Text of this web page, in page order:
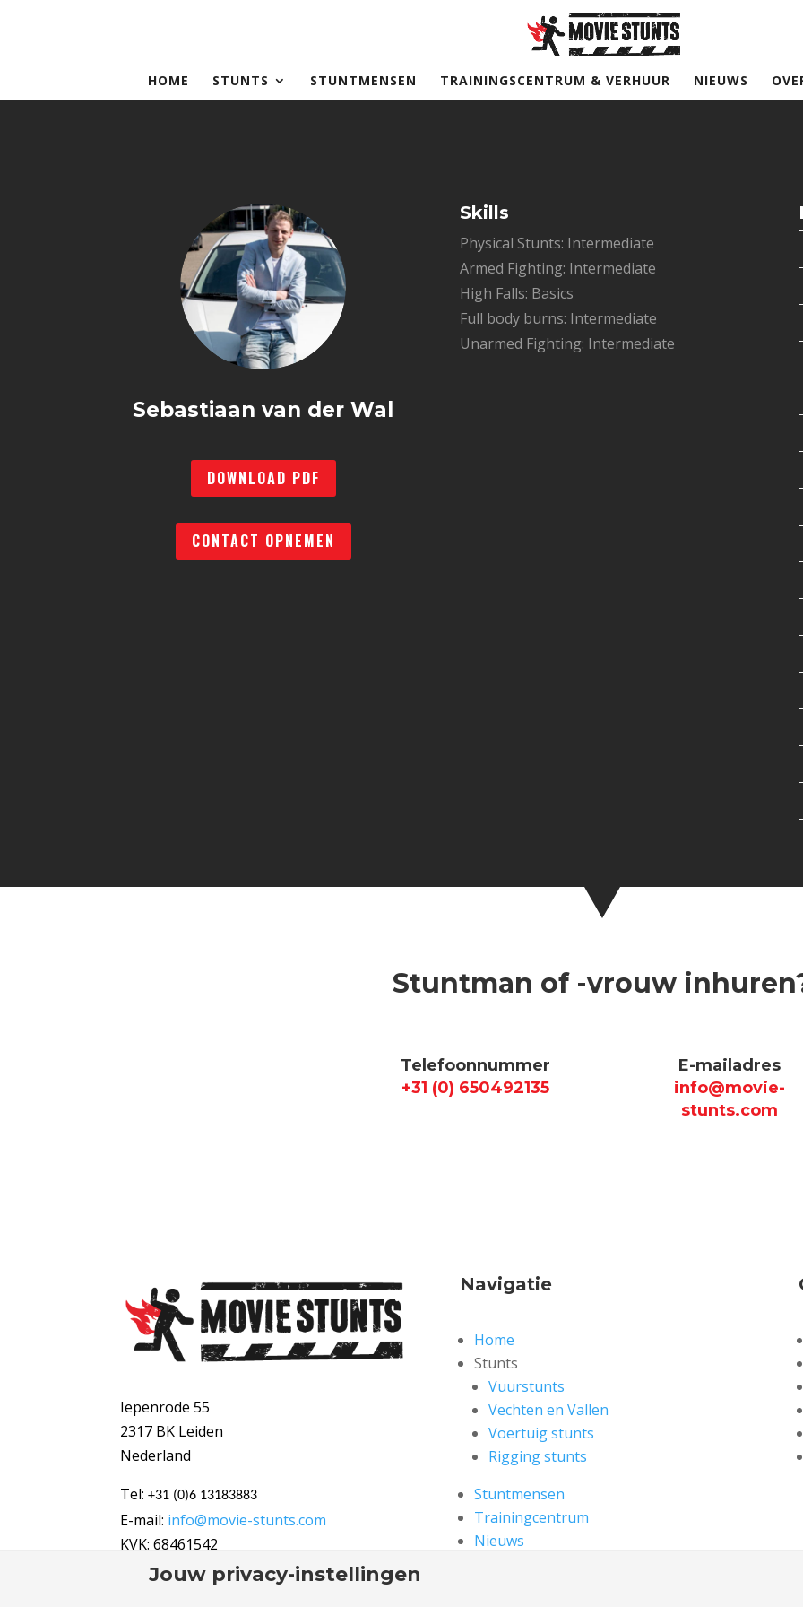
HOME STUNTS STUNTMENSEN TRAININGSCENTRUM & VERHUUR NIEUWS
Sebastiaan van der Wal
DOWNLOAD PDF
CONTACT OPNEMEN
Skills
Physical Stunts: Intermediate
Armed Fighting: Intermediate
High Falls: Basics
Full body burns: Intermediate
Unarmed Fighting: Intermediate
Stuntman of -vrouw
Telefoonnummer
+31 (0) 650492135
E-mailadres
info@movie-
stunts.com
Iepenrode 55
2317 BK Leiden
Nederland
Tel:+31 (0)6 13183883
E-mail: info@movie-stunts.com
KVK: 68461542
Navigatie
Home
Stunts
Vuurstunts
Vechten en Vallen
Voertuig stunts
Rigging stunts
Stuntmensen
Trainingcentrum
Nieuws
Jouw privacy-instellingen